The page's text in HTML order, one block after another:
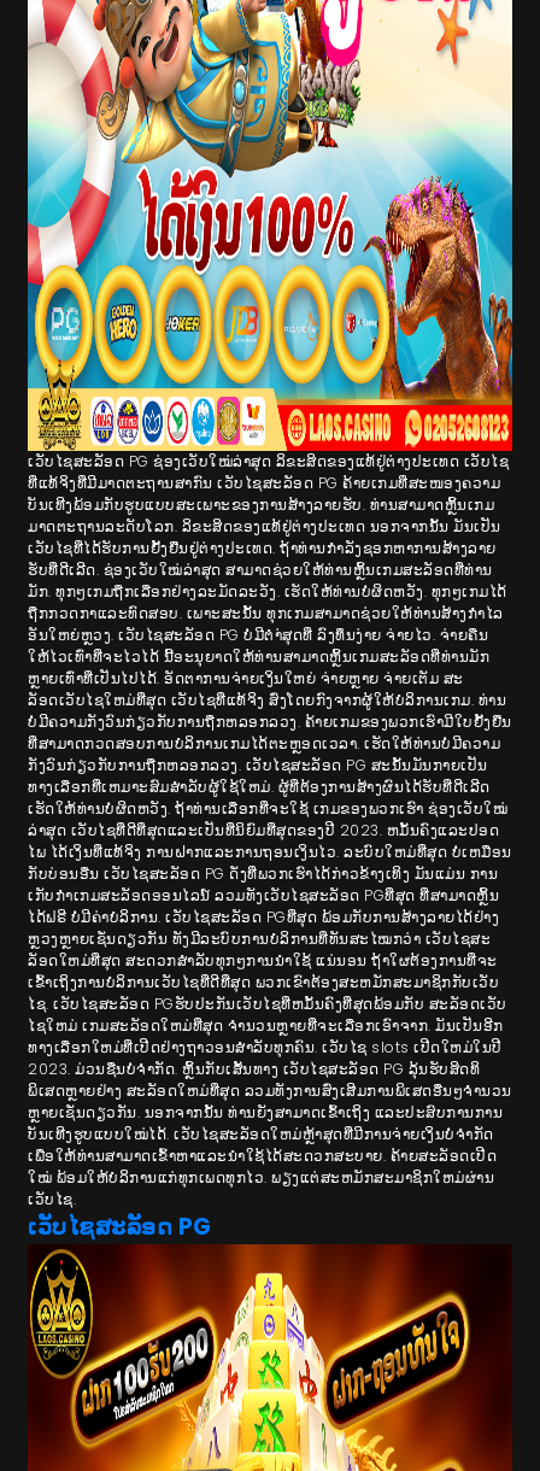
ເວັບໄຊສະລັອດ PG ຊ່ອງເວັບໃໝ່ລ່າສຸດ ລິຂະສິດຂອງແທ້ຢູ່ຕ່າງປະເທດ ເວັບໄຊ
ທີ່ແທ້ຈິງທີ່ມີມາດຕະຖານສາກົນ ເວັບໄຊສະລັອດ PG ຄ້າຍເກມທີ່ສະໜອງຄວາມ
ບັນເທີງພ້ອມກັບຮູບແບບສະເພາະຂອງການສ້າງລາຍຮັບ. ທ່ານສາມາດຫຼິ້ນເກມ
ມາດຕະຖານລະດັບໂລກ. ລິຂະສິດຂອງແທ້ຢູ່ຕ່າງປະເທດ ນອກຈາກນັ້ນ ມັນເປັນ
ເວັບໄຊທີ່ໄດ້ຮັບການຢັ້ງຢືນຢູ່ຕ່າງປະເທດ. ຖ້າທ່ານກໍາລັງຊອກຫາການສ້າງລາຍ
ຮັບທີ່ດີເລີດ. ຊ່ອງເວັບໃໝ່ລ່າສຸດ ສາມາດຊ່ວຍໃຫ້ທ່ານຫຼິ້ນເກມສະລັອດທີ່ທ່ານ
ມັກ. ທຸກໆເກມຖືກເລືອກຢ່າງລະມັດລະວັງ. ເຮັດໃຫ້ທ່ານບໍ່ຜິດຫວັງ. ທຸກໆເກມໄດ້
ຖືກກວດກາແລະທົດສອບ. ເພາະສະນັ້ນ ທຸກເກມສາມາດຊ່ວຍໃຫ້ທ່ານສ້າງກໍາໄລ
ອັນໃຫຍ່ຫຼວງ. ເວັບໄຊສະລັອດ PG ບໍ່ມີຕໍາ່ສຸດທີ່ ລົງທຶນງ່າຍ ຈ່າຍໄວ. ຈ່າຍຄືນ
ໃຫ້ໄວເທົ່າທີ່ຈະໄວໄດ້ ນີ້ອະນຸຍາດໃຫ້ທ່ານສາມາດຫຼິ້ນເກມສະລັອດທີ່ທ່ານມັກ
ຫຼາຍເທົ່າທີ່ເປັນໄປໄດ້. ອັດຕາການຈ່າຍເງິນໃຫຍ່ ຈ່າຍຫຼາຍ ຈ່າຍເຕັມ ສະ
ລັອດເວັບໄຊໃຫມ່ທີ່ສຸດ ເວັບໄຊທີ່ແທ້ຈິງ ສົ່ງໂດຍກົງຈາກຜູ້ໃຫ້ບໍລິການເກມ. ທ່ານ​
ບໍ່​ມີ​ຄວາມ​ກັງ​ວົນ​ກ່ຽວ​ກັບ​ການ​ຖືກ​ຫລອກ​ລວງ. ຄ້າຍເກມຂອງພວກເຮົາມີໃບຢັ້ງຢືນ
ທີ່ສາມາດກວດສອບການບໍລິການເກມໄດ້ຕະຫຼອດເວລາ. ເຮັດ​ໃຫ້​ທ່ານ​ບໍ່​ມີ​ຄວາມ​
ກັງ​ວົນ​ກ່ຽວ​ກັບ​ການ​ຖືກ​ຫລອກ​ລວງ. ເວັບໄຊສະລັອດ PG ສະນັ້ນມັນກາຍເປັນ
ທາງເລືອກທີ່ເຫມາະສົມສໍາລັບຜູ້ໃຊ້ໃຫມ່. ຜູ້ທີ່ຕ້ອງການສ້າງຜົນໄດ້ຮັບທີ່ດີເລີດ
ເຮັດໃຫ້ທ່ານບໍ່ຜິດຫວັງ. ຖ້າທ່ານເລືອກທີ່ຈະໃຊ້ ເກມຂອງພວກເຮົາ ຊ່ອງເວັບໃໝ່
ລ່າສຸດ ເວັບ​ໄຊ​ທີ່​ດີ​ທີ່​ສຸດ​ແລະ​ເປັນ​ທີ່​ນິ​ຍົມ​ທີ່​ສຸດ​ຂອງ​ປີ 2023​. ຫມັ້ນ​ຄົງ​ແລະ​ປອດ​
ໄພ​ ໄດ້​ເງິນ​ທີ່​ແທ້​ຈິງ​ ການ​ຝາກ​ແລະ​ການ​ຖອນ​ເງິນ​ໄວ​. ລະ​ບົບ​ໃຫມ່​ທີ່​ສຸດ​ ບໍ່ເຫມືອນ
ກັບບ່ອນອື່ນ ເວັບໄຊສະລັອດ PG ດັ່ງທີ່ພວກເຮົາໄດ້ກ່າວຂ້າງເທິງ ມັນແມ່ນ ການ
ເກັບກໍາເກມສະລັອດອອນໄລນ໌ ລວມທັງເວັບໄຊສະລັອດ PGທີ່ສຸດ ທີ່ສາມາດຫຼິ້ນ
ໄດ້ຟຣີ ບໍ່ມີຄ່າບໍລິການ. ເວັບໄຊສະລັອດ PGທີ່ສຸດ ພ້ອມ​ກັບ​ການ​ສ້າງ​ລາຍ​ໄດ້​ຢ່າງ​
ຫຼວງ​ຫຼາຍ​ເຊັ່ນ​ດຽວ​ກັນ ທັງ​ມີ​ລະບົບ​ການ​ບໍລິການ​ທີ່​ທັນ​ສະ​ໄໝ​ກວ່າ ເວັບໄຊສະ
ລັອດໃຫມ່ທີ່ສຸດ ສະດວກສໍາລັບທຸກໆການນໍາໃຊ້ ແນ່ນອນ ຖ້າໃຜຕ້ອງການທີ່ຈະ
ເຂົ້າເຖິງການບໍລິການເວັບໄຊທີ່ດີທີ່ສຸດ ພວກເຂົາຕ້ອງສະຫມັກສະມາຊິກກັບເວັບ
ໄຊ. ເວັບໄຊສະລັອດ PGຮັບປະກັນເວັບໄຊທີ່ຫມັ້ນຄົງທີ່ສຸດພ້ອມກັບ ສະລັອດເວັບ
ໄຊໃຫມ່ ເກມສະລັອດໃຫມ່ທີ່ສຸດ ຈໍານວນຫຼາຍທີ່ຈະເລືອກເອົາຈາກ. ມັນ​ເປັນ​ອີກ​
ທາງ​ເລືອກ​ໃຫມ່​ທີ່​ເປີດ​ຢ່າງ​ຖາ​ວອນ​ສໍາ​ລັບ​ທຸກ​ຄົນ​. ເວັບ​ໄຊ slots ເປີດ​ໃຫມ່​ໃນ​ປີ
2023. ມ່ວນ​ຊື່ນ​ບໍ່​ຈໍາ​ກັດ​. ຫຼິ້ນກັບເສັ້ນທາງ ເວັບໄຊສະລັອດ PG ລຸ້ນຮັບສິດທິ
ພິເສດຫຼາຍຢ່າງ ສະລັອດໃຫມ່ທີ່ສຸດ ລວມທັງການສົ່ງເສີມການພິເສດອື່ນໆຈໍານວນ
ຫຼາຍເຊັ່ນດຽວກັນ. ນອກຈາກນັ້ນ ທ່ານຍັງສາມາດເຂົ້າເຖິງ ແລະປະສົບການການ
ບັນເທີງຮູບແບບໃໝ່ໄດ້. ເວັບໄຊສະລັອດໃຫມ່ຫຼ້າສຸດທີ່ມີການຈ່າຍເງິນບໍ່ຈໍາກັດ
ເພື່ອໃຫ້ທ່ານສາມາດເຂົ້າຫາແລະນໍາໃຊ້ໄດ້ສະດວກສະບາຍ. ຄ້າຍສະລັອດເປີດ
ໃໝ່ ພ້ອມໃຫ້ບໍລິການແກ່ທຸກເພດທຸກໄວ. ພຽງແຕ່ສະຫມັກສະມາຊິກໃຫມ່ຜ່ານ
ເວັບໄຊ.
ເວັບໄຊສະລັອດ PG